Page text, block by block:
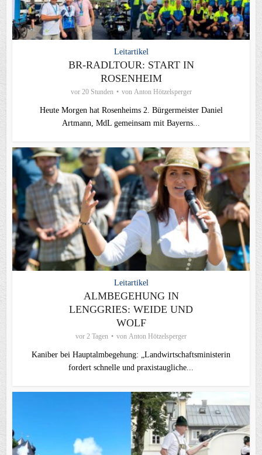
Leitartikel
BR-RADLTOUR: START IN
ROSENHEIM
vor 20 Stunden von Anton Hötzelsperger
Heute Morgen hat Rosenheims 2. Bürgermeister Daniel
Artmann, MdL gemeinsam mit Bayerns...
Leitartikel
ALMBEGEHUNG IN
LENGGRIES: WEIDE UND
WOLF
vor 2 Tagen von Anton Hötzelsperger
Kaniber bei Hauptalmbegehung: „Landwirtschaftsministerin
fordert schnelle und praxistaugliche...